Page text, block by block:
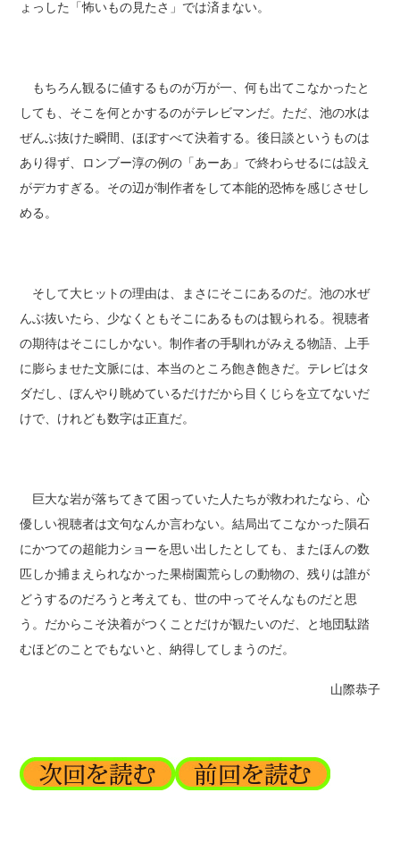
ょっした「怖いもの見たさ」では済まない。
もちろん観るに値するものが万が一、何も出てこなかったと
しても、そこを何とかするのがテレビマンだ。ただ、池の水は
ぜんぶ抜けた瞬間、ほぼすべて決着する。後日談というものは
あり得ず、ロンブー淳の例の「あーあ」で終わらせるには設え
がデカすぎる。その辺が制作者をして本能的恐怖を感じさせし
める。
そして大ヒットの理由は、まさにそこにあるのだ。池の水ぜ
んぶ抜いたら、少なくともそこにあるものは観られる。視聴者
の期待はそこにしかない。制作者の手馴れがみえる物語、上手
に膨らませた文脈には、本当のところ飽き飽きだ。テレビはタ
ダだし、ぼんやり眺めているだけだから目くじらを立てないだ
けで、けれども数字は正直だ。
巨大な岩が落ちてきて困っていた人たちが救われたなら、心
優しい視聴者は文句なんか言わない。結局出てこなかった隕石
にかつての超能力ショーを思い出したとしても、またほんの数
匹しか捕まえられなかった果樹園荒らしの動物の、残りは誰が
どうするのだろうと考えても、世の中ってそんなものだと思
う。だからこそ決着がつくことだけが観たいのだ、と地団駄踏
むほどのことでもないと、納得してしまうのだ。
山際恭子